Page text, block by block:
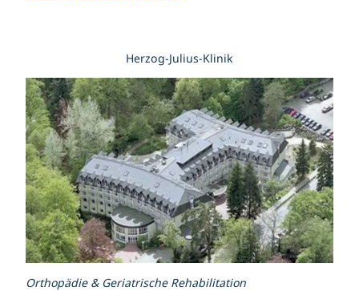
Herzog-Julius-Klinik
Orthopädie & Geriatrische Rehabilitation